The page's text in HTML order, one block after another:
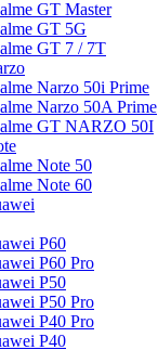
GT Master
GT 5G
GT 7 / 7T
Narzo 50i Prime
Narzo 50A Prime
GT NARZO 50I
Note 50
Note 60
P60
P60 Pro
P50
P50 Pro
P40 Pro
P40